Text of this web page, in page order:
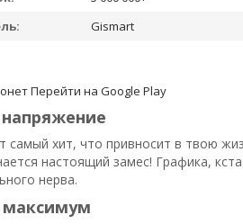
Gismart
Перейти на Google Play
самый хит, что привносит в твою
настоящий замес! Графика,
нерва.
максимум